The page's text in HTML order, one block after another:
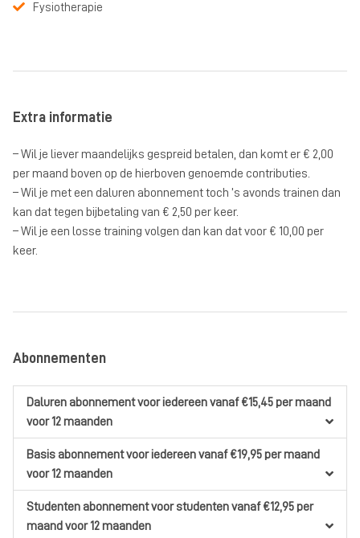
Fysiotherapie
Extra informatie
– Wil je liever maandelijks gespreid betalen, dan komt er € 2,00
per maand boven op de hierboven genoemde contributies.
– Wil je met een daluren abonnement toch ’s avonds trainen dan
kan dat tegen bijbetaling van € 2,50 per keer.
– Wil je een losse training volgen dan kan dat voor € 10,00 per
keer.
Abonnementen
Daluren abonnementvoor iedereenvanaf €15,45per maand
voor 12 maanden
Basis abonnementvoor iedereenvanaf €19,95per maand
voor 12 maanden
Studenten abonnementvoor studentenvanaf €12,95per
maand voor 12 maanden